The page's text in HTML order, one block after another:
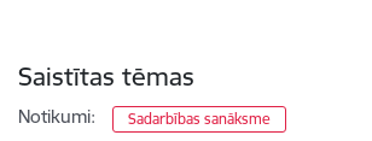
Saistītas tēmas
Notikumi: Sadarbības sanāksme